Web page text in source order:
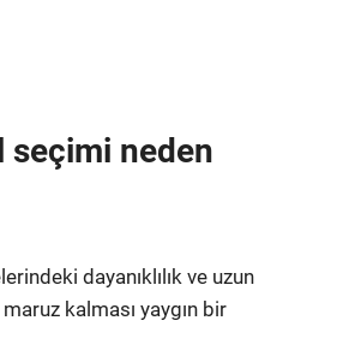
seçimi neden
dayanıklılık ve uzun
kalması yaygın bir